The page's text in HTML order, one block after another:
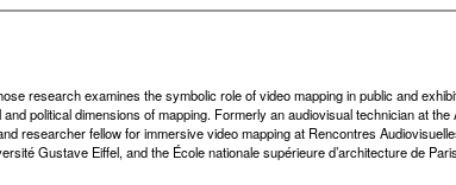
research examines the symbolic role of video mapping in public and
and political dimensions of mapping. Formerly an audiovisual technician at
researcher fellow for immersive video mapping at Rencontres
Gustave Eiffel, and the École nationale supérieure d’architecture de